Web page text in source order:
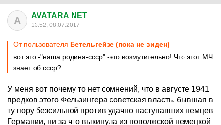
A AVATARA NET
13:52, 08.07.2017
От пользователя Бетельгейзе (пока не виден)
вот это -"наша родина-ссср" -это возмутительно! Что этот МЧ
знает об ссср?
У меня вот почему то нет сомнений, что в августе 1941
предков этого Фельзингера советская власть, бывшая в
ту пору безсильной против удачно наступавших немцев
Германии, ни за что выкинула из поволжской немецкой